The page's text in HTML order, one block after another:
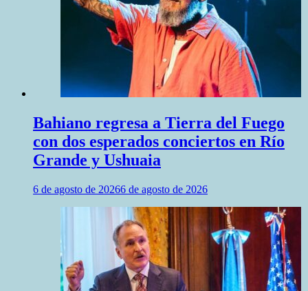
Bahiano regresa a Tierra del Fuego
con dos esperados conciertos en Río
Grande y Ushuaia
6 de agosto de 20266 de agosto de 2026